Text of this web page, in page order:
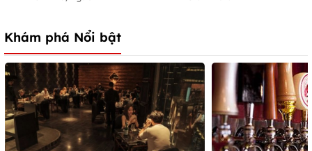
Khám phá Nổi bật